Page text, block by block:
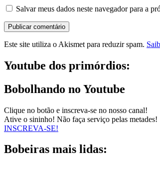
Salvar meus dados neste navegador para a
Este site utiliza o Akismet para reduzir spam.
Youtube dos primórdios:
Bobolhando no Youtube
Clique no botão e inscreva-se no nosso canal!
Ative o sininho! Não faça serviço pelas metades!
INSCREVA-SE!
Bobeiras mais lidas: